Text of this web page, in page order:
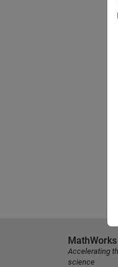
MathWorks
Accelerating
science